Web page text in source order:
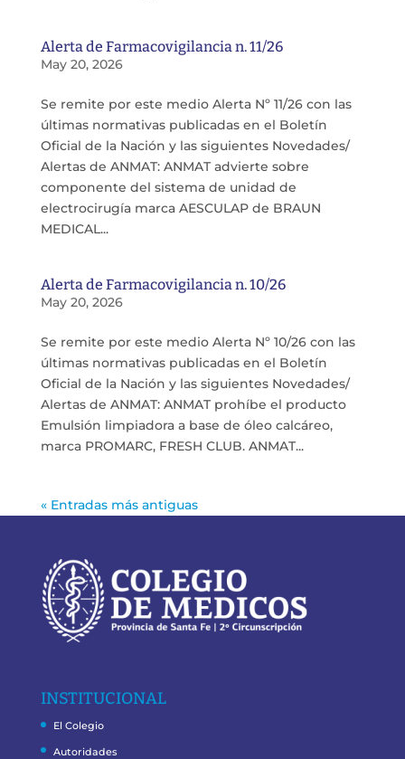
Alerta de Farmacovigilancia n. 11/26
May 20, 2026
Se remite por este medio Alerta Nº 11/26 con las
últimas normativas publicadas en el Boletín
Oficial de la Nación y las siguientes Novedades/
Alertas de ANMAT: ANMAT advierte sobre
componente del sistema de unidad de
electrocirugía marca AESCULAP de BRAUN
MEDICAL...
Alerta de Farmacovigilancia n. 10/26
May 20, 2026
Se remite por este medio Alerta Nº 10/26 con las
últimas normativas publicadas en el Boletín
Oficial de la Nación y las siguientes Novedades/
Alertas de ANMAT: ANMAT prohíbe el producto
Emulsión limpiadora a base de óleo calcáreo,
marca PROMARC, FRESH CLUB. ANMAT...
« Entradas más antiguas
INSTITUCIONAL
El Colegio
Autoridades